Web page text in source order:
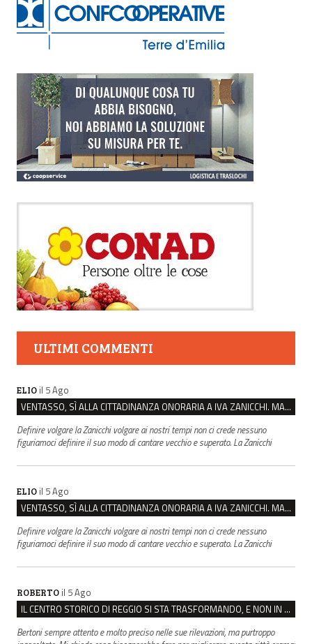
ULTIMI COMMENTI
ELIO il 5 Ago
VENTASSO, SÌ ALLA CITTADINANZA ONORARIA A IVA ZANICCHI. MA BARGIACCHI: “È DI PESSIMO GUSTO”
Definire volgare la Zanicchi volgare ai nostri tempi non ci crede nessuno
figuriamoci definire il suo modo di cantare vecchio e superato. La Zanicchi
ELIO il 5 Ago
VENTASSO, SÌ ALLA CITTADINANZA ONORARIA A IVA ZANICCHI. MA BARGIACCHI: “È DI PESSIMO GUSTO”
Definire volgare la Zanicchi volgare ai nostri tempi non ci crede nessuno
figuriamoci definire il suo modo di cantare vecchio e superato. La Zanicchi
ROBERTO il 5 Ago
IL CENTRO STORICO DI REGGIO SI STA TRASFORMANDO, E NON IN MEGLIO
Bertoni sempre attento e molto preciso nelle sue rilevazioni, ma purtroppo